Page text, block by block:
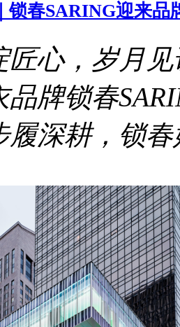
锁春SARING迎来品
匠心，岁月
品牌锁春
履深耕，锁